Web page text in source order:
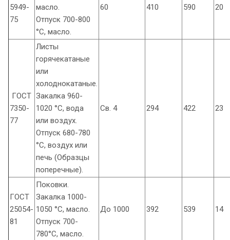
5949-
75
масло.
Отпуск 700-800
°С, масло.
60 410 590 20
ГОСТ
7350-
77
Листы
горячекатаные
или
холоднокатаные.
Закалка 960-
1020 °С, вода
или воздух.
Отпуск 680-780
°С, воздух или
печь (Образцы
поперечные).
Св. 4 294 422 23
ГОСТ
25054-
81
Поковки.
Закалка 1000-
1050 °С, масло.
Отпуск 700-
780°С, масло.
До 1000 392 539 14